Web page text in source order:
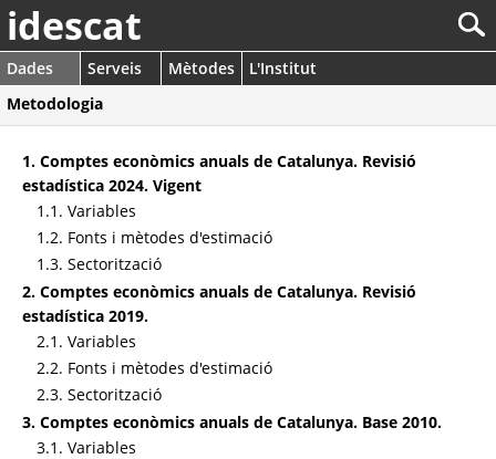
idescat
Dades Serveis Mètodes
L'Institut
Metodologia
1. Comptes econòmics anuals de Catalunya. Revisió
estadística 2024. Vigent
1.1. Variables
1.2. Fonts i mètodes d'estimació
1.3. Sectorització
2. Comptes econòmics anuals de Catalunya. Revisió
estadística 2019.
2.1. Variables
2.2. Fonts i mètodes d'estimació
2.3. Sectorització
3. Comptes econòmics anuals de Catalunya. Base 2010.
3.1. Variables